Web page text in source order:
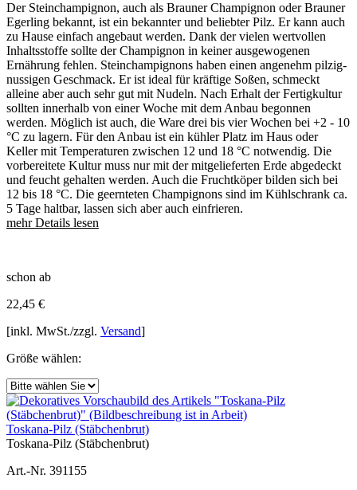
Der Steinchampignon, auch als Brauner Champignon oder Brauner
Egerling bekannt, ist ein bekannter und beliebter Pilz. Er kann auch
zu Hause einfach angebaut werden. Dank der vielen wertvollen
Inhaltsstoffe sollte der Champignon in keiner ausgewogenen
Ernährung fehlen. Steinchampignons haben einen angenehm pilzig-
nussigen Geschmack. Er ist ideal für kräftige Soßen, schmeckt
alleine aber auch sehr gut mit Nudeln. Nach Erhalt der Fertigkultur
sollten innerhalb von einer Woche mit dem Anbau begonnen
werden. Möglich ist auch, die Ware drei bis vier Wochen bei +2 - 10
°C zu lagern. Für den Anbau ist ein kühler Platz im Haus oder
Keller mit Temperaturen zwischen 12 und 18 °C notwendig. Die
vorbereitete Kultur muss nur mit der mitgelieferten Erde abgedeckt
und feucht gehalten werden. Auch die Fruchtköper bilden sich bei
12 bis 18 °C. Die geernteten Champignons sind im Kühlschrank ca.
5 Tage haltbar, lassen sich aber auch einfrieren.
mehr Details lesen
schon ab
22,45 €
[inkl. MwSt./zzgl. Versand]
Größe wählen:
Toskana-Pilz (Stäbchenbrut)
Toskana-Pilz (Stäbchenbrut)
Art.-Nr. 391155